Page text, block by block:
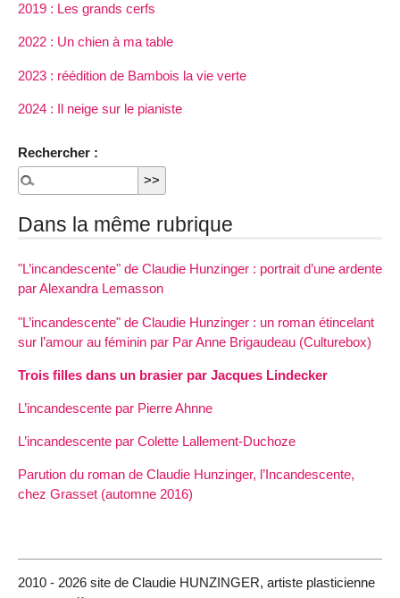
2019 : Les grands cerfs
2022 : Un chien à ma table
2023 : réédition de Bambois la vie verte
2024 : Il neige sur le pianiste
Rechercher :
Dans la même rubrique
"L’incandescente" de Claudie Hunzinger : portrait d’une ardente
par Alexandra Lemasson
"L’incandescente" de Claudie Hunzinger : un roman étincelant
sur l’amour au féminin par Par Anne Brigaudeau (Culturebox)
Trois filles dans un brasier par Jacques Lindecker
L’incandescente par Pierre Ahnne
L’incandescente par Colette Lallement-Duchoze
Parution du roman de Claudie Hunzinger, l’Incandescente,
chez Grasset (automne 2016)
2010 - 2026 site de Claudie HUNZINGER, artiste plasticienne